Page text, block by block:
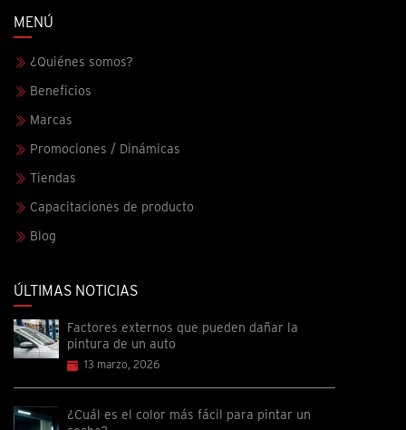
MENÚ
¿Quiénes somos?
Beneficios
Marcas
Promociones / Dinámicas
Tiendas
Capacitaciones de producto
Blog
ÚLTIMAS NOTICIAS
Factores externos que pueden dañar la
pintura de un auto
13 marzo, 2026
¿Cuál es el color más fácil para pintar un